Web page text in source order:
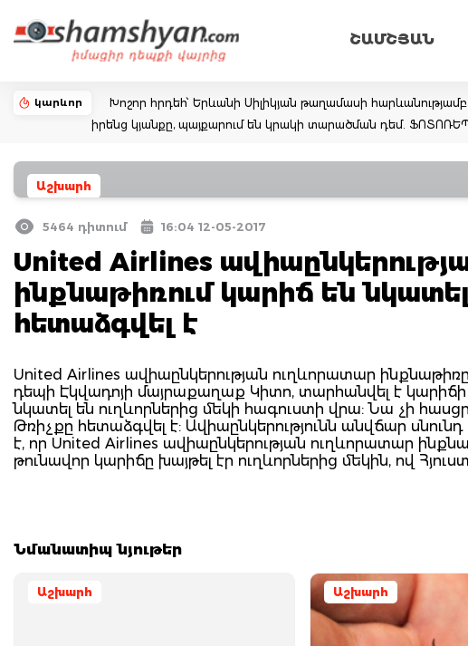
ՇԱՄՇՅԱՆ
կարևոր
Խոշոր հրդեհ՝ Երևանի Սիլիկյան թաղամասի
իրենց կյանքը, պայքարում են կրակի տարածման դեմ.
Աշխարհ
5464 դիտում 16:04 12-05-2017
United Airlines
ինքնաթիռում կարիճ են
հետաձգվել է
United Airlines ավիաընկերության ուղևորատար
դեպի Էկվադոյի մայրաքաղաք Կիտո, տարհանվել է կարիճի
նկատել են ուղևորներից մեկի հագուստի վրա: Նա չի
Թռիչքը հետաձգվել է: Ավիաընկերությունն անվճար
է, որ United Airlines ավիաընկերության ուղևորատար
թունավոր կարիճը խայթել էր ուղևորներից մեկին, ով
Նմանատիպ նյութեր
Աշխարհ Աշխարհ